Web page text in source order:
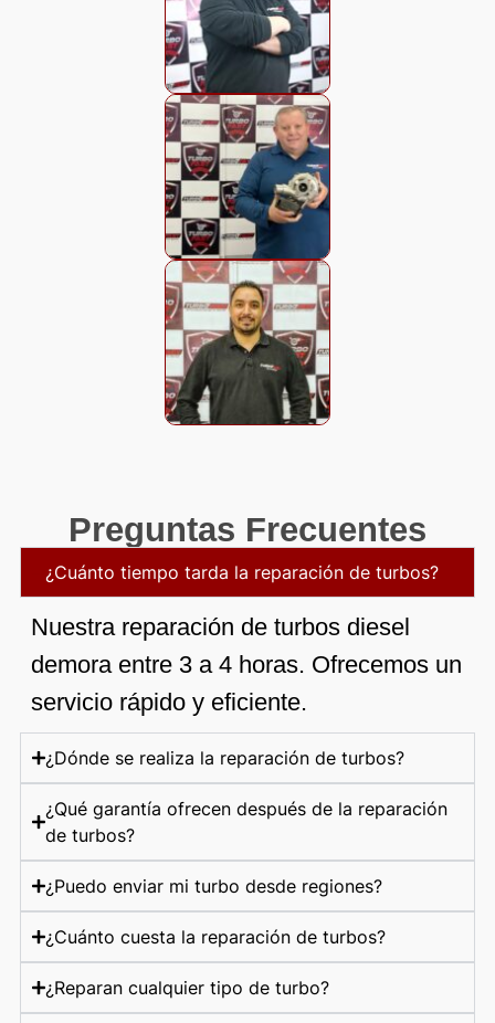
Preguntas Frecuentes
¿Cuánto tiempo tarda la reparación de turbos?
Nuestra reparación de turbos diesel
demora entre 3 a 4 horas. Ofrecemos un
servicio rápido y eficiente.
¿Dónde se realiza la reparación de turbos?
¿Qué garantía ofrecen después de la reparación
de turbos?
¿Puedo enviar mi turbo desde regiones?
¿Cuánto cuesta la reparación de turbos?
¿Reparan cualquier tipo de turbo?